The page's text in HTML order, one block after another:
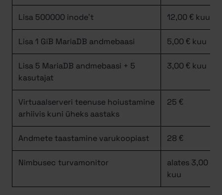
Lisa 500000 inode’t 12,00 € kuu
Lisa 1 GiB MariaDB andmebaasi 5,00 € kuu
Lisa 5 MariaDB andmebaasi + 5
kasutajat
3,00 € kuu
Virtuaalserveri teenuse hoiustamine
arhiivis kuni üheks aastaks
25 €
Andmete taastamine varukoopiast 28 €
Nimbusec turvamonitor
alates 3,00 €
kuu